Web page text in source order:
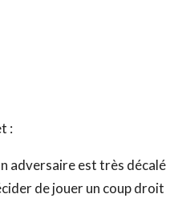
:
adversaire est très décalé
de jouer un coup droit